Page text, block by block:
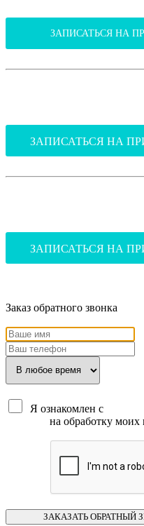
ЗАПИСАТЬСЯ НА
ЗАПИСАТЬСЯ НА
ЗАПИСАТЬСЯ НА
Заказ обратного звонка
Я ознакомлен с
на обработку